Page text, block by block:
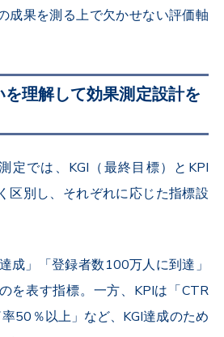
成果を測る上で欠かせない評価軸
を理解して効果測定設計を
定では、 KGI （最終目標）と KPI
区別し、それぞれに応じた指標設
成」「登録者数100万人に到達」
を表す指標。一方、 KPIは「CTR
50 ％以上」など、 KGI達成のため